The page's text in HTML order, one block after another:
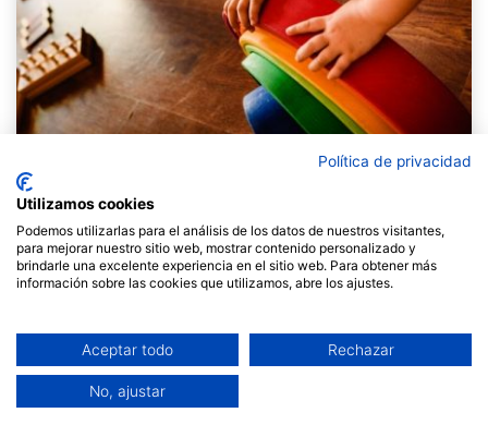
Joguineries Adreça Lloc web
103 08011
Barcelona
+34 934
53 62 02
Política de privacidad
Utilizamos cookies
Podemos utilizarlas para el análisis de los datos de nuestros visitantes,
para mejorar nuestro sitio web, mostrar contenido personalizado y
brindarle una excelente experiencia en el sitio web. Para obtener más
información sobre las cookies que utilizamos, abre los ajustes.
Aceptar todo Rechazar
No, ajustar